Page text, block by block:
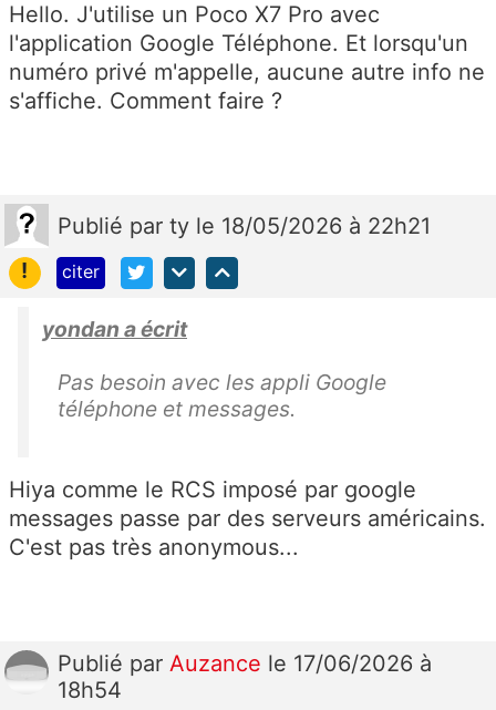
Hello. J'utilise un Poco X7 Pro avec
l'application Google Téléphone. Et lorsqu'un
numéro privé m'appelle, aucune autre info ne
s'affiche. Comment faire ?
Publié par ty le 18/05/2026 à 22h21
!
citer
yondan a écrit
Pas besoin avec les appli Google
téléphone et messages.
Hiya comme le RCS imposé par google
messages passe par des serveurs américains.
C'est pas très anonymous...
Publié par Auzance le 17/06/2026 à
18h54